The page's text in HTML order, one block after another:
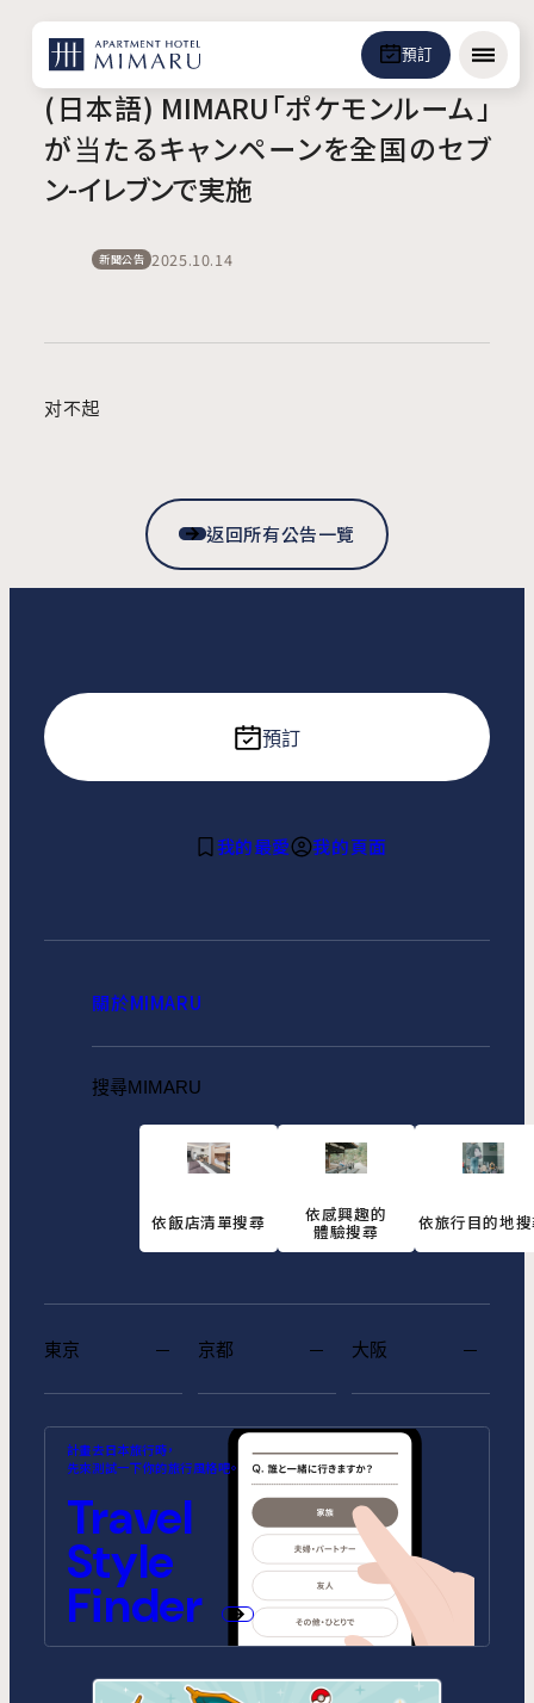
選單
預訂
(日本語) MIMARU「ポケモンルーム」
が当たるキャンペーンを全国のセブ
ン-イレブンで実施
新聞公告 2025.10.14
对不起
返回所有公告一覽
預訂
我的最愛 我的頁面
關於MIMARU
搜尋MIMARU
依飯店清單搜尋 依感興趣的
體驗搜尋 依旅行目的地
東京
MIMARU SUITES 東京浅草
MIMARU東京 池袋
MIMARU SUITES 東京日本橋
MIMARU東京 錦糸町
MIMARU東京 STATION EAST
MIMARU東京 赤坂
MIMARU東京 上野稲荷町
MIMARU東京 上野NORTH
MIMARU東京 上野EAST
MIMARU東京 上野御徒町
MIMARU東京 新宿WEST
MIMARU東京 日本橋水天宮前
MIMARU東京 八丁堀
京都
MIMARU SUITES 京都
CENTRAL
MIMARU京都 河原町五条
MIMARU京都 STATION
MIMARU京都 新町三条
MIMARU京都 四条WEST(旧
MIMARU京都 西洞院高辻)
MIMARU京都 二条城
MIMARU SUITES 京都四条
大阪
MIMARU大阪 難波STATION
ANNEX (將於2026年10月1日開
MIMARU大阪 心斎橋CENTRAL
(將於2026年9月1日開幕)
MIMARU大阪 心斎橋NORTH
MIMARU大阪 心斎橋EAST
MIMARU大阪 難波STATION
MIMARU大阪 心斎橋WEST
MIMARU大阪 難波NORTH
計畫去日本旅行時，
先來測試一下你的旅行風格吧。
Travel
Style
Finder